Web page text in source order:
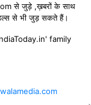
से जुड़े ,ख़बरों के साथ
से भी जुड़ सकते हैं।
family